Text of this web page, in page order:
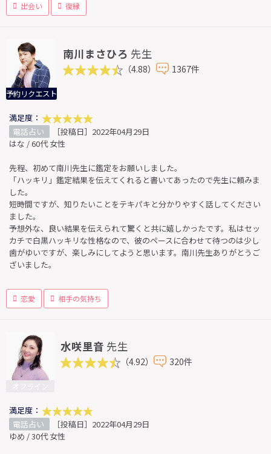
出会い 復縁
予約リクエスト
南川まさひろ 先生
（4.88） 1367件
満足度：
電話占い
［投稿日］2022年04月29日
はな / 60代 女性
先程、初めて南川先生に鑑定をお願いしました。
「ハッキリ」鑑定結果を伝えてくれると書いてあったので先生に頼みま
した。
短時間ですが、知りたいことをテキパキと分かりやすく話してください
ました。
予想外な、良い結果を伝えられて驚くと共に嬉しかったです。私はセッ
カチで白黒ハッキリな性格なので、彼のペースに合わせて待つのは少し
歯がゆいですが、楽しみにしてようと思います。南川先生ありがとうご
ざいました。
恋愛 相手の気持ち
水咲里音 先生
（4.92） 320件
満足度：
電話占い
［投稿日］2022年04月29日
ゆめ / 30代 女性